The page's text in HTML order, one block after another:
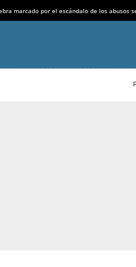
marcado por el escándalo de los abusos